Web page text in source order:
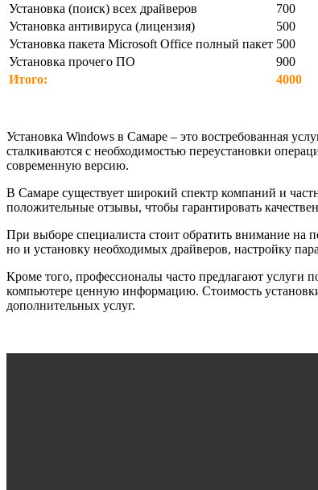
Установка (поиск) всех драйверов
700
Установка антивируса (лицензия)
500
Установка пакета Microsoft Office полный пакет 500
Установка прочего ПО
900
Итого:
4000
Установка Windows в Самаре – это востребованная
сталкиваются с необходимостью переустановки
современную версию.
В Самаре существует широкий спектр компаний и
положительные отзывы, чтобы гарантировать
При выборе специалиста стоит обратить внимание на
но и установку необходимых драйверов, настройку
Кроме того, профессионалы часто предлагают услуги
компьютере ценную информацию. Стоимость
дополнительных услуг.